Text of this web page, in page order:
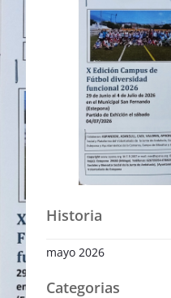
Historia
mayo 2026
Categorias